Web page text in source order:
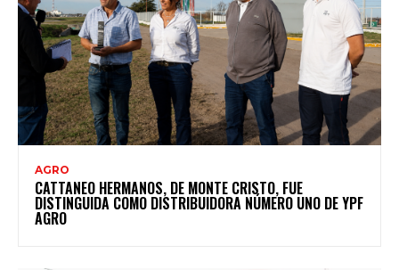
AGRO
CATTANEO HERMANOS, DE MONTE CRISTO, FUE
DISTINGUIDA COMO DISTRIBUIDORA NÚMERO UNO DE YPF
AGRO